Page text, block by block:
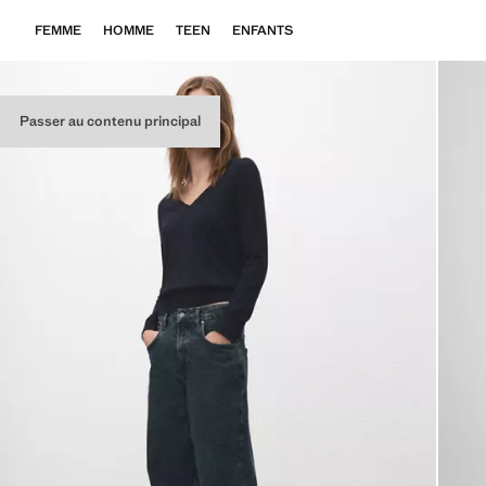
Passer au contenu principal
FEMME HOMME TEEN ENFANTS